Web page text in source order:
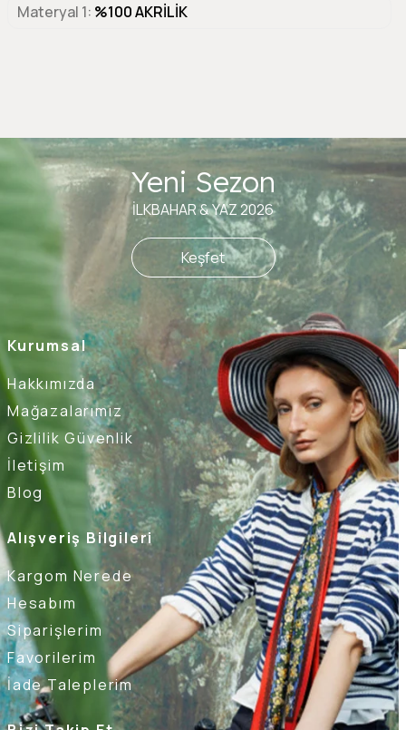
Materyal 1 %100 AKRİLİK
Kurumsal
Hakkımızda
Mağazalarımız
Gizlilik Güvenlik
İletişim
Blog
Alışveriş Bilgileri
Kargom Nerede
Hesabım
Siparişlerim
Favorilerim
İade Taleplerim
Yeni Sezon
İLKBAHAR & YAZ 2026
Keşfet